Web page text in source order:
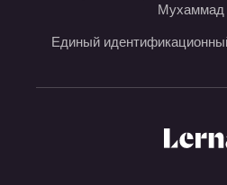
Мухаммад
Единый